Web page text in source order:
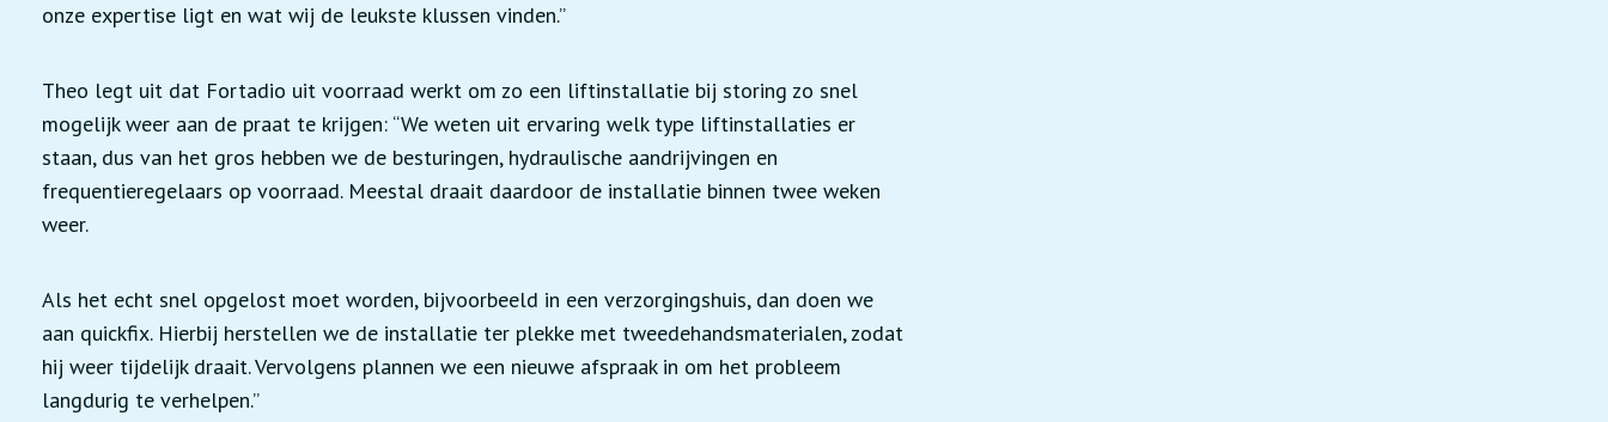
onze expertise ligt en wat wij de leukste klussen vinden.”
Theo legt uit dat Fortadio uit voorraad werkt om zo een liftinstallatie bij storing zo snel
mogelijk weer aan de praat te krijgen: “We weten uit ervaring welk type liftinstallaties er
staan, dus van het gros hebben we de besturingen, hydraulische aandrijvingen en
frequentieregelaars op voorraad. Meestal draait daardoor de installatie binnen twee weken
weer.
Als het echt snel opgelost moet worden, bijvoorbeeld in een verzorgingshuis, dan doen we
aan quickfix. Hierbij herstellen we de installatie ter plekke met tweedehandsmaterialen, zodat
hij weer tijdelijk draait. Vervolgens plannen we een nieuwe afspraak in om het probleem
langdurig te verhelpen.”